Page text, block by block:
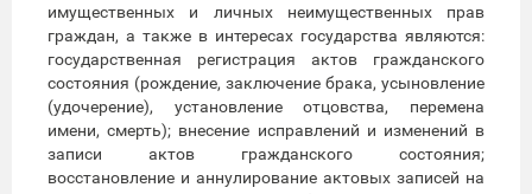
имущественных и личных неимущественных прав
граждан, а также в интересах государства являются:
государственная регистрация актов гражданского
состояния (рождение, заключение брака, усыновление
(удочерение), установление отцовства, перемена
имени, смерть); внесение исправлений и изменений в
записи актов гражданского состояния;
восстановление и аннулирование актовых записей на